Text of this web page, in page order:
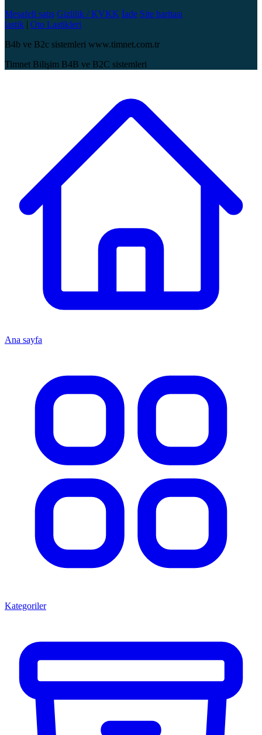
Mesafeli satış Gizlilik / KVKK İade Site haritası
lastik | Oto Lastikleri
B4b ve B2c sistemleri www.timnet.com.tr
Timnet Bilişim B4B ve B2C sistemleri
Ana sayfa
Kategoriler